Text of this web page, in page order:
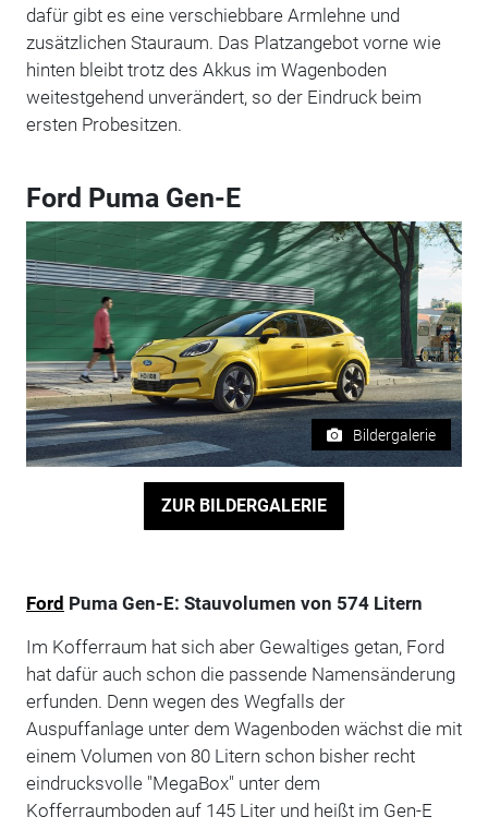
dafür gibt es eine verschiebbare Armlehne und
zusätzlichen Stauraum. Das Platzangebot vorne wie
hinten bleibt trotz des Akkus im Wagenboden
weitestgehend unverändert, so der Eindruck beim
ersten Probesitzen.
Ford Puma Gen-E
Bildergalerie
ZUR BILDERGALERIE
Ford Puma Gen-E: Stauvolumen von 574 Litern
Im Kofferraum hat sich aber Gewaltiges getan, Ford
hat dafür auch schon die passende Namensänderung
erfunden. Denn wegen des Wegfalls der
Auspuffanlage unter dem Wagenboden wächst die mit
einem Volumen von 80 Litern schon bisher recht
eindrucksvolle "MegaBox" unter dem
Kofferraumboden auf 145 Liter und heißt im Gen-E